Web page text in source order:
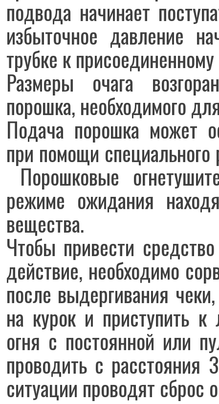
подвода начинает
избыточное давление
трубке к
Размеры очага
порошка, необходимого
Подача порошка может
при помощи специального
Порошковые
режиме ожидания
вещества.
Чтобы привести
действие, необходимо
после выдергивания
на курок и приступить к
огня с постоянной или
проводить с
ситуации проводят сброс